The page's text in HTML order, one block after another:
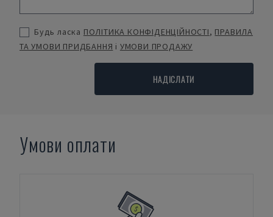
Будь ласка ПОЛІТИКА КОНФІДЕНЦІЙНОСТІ, ПРАВИЛА
ТА УМОВИ ПРИДБАННЯ і УМОВИ ПРОДАЖУ
НАДІСЛАТИ
Умови оплати